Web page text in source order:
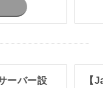
ーバー設
【